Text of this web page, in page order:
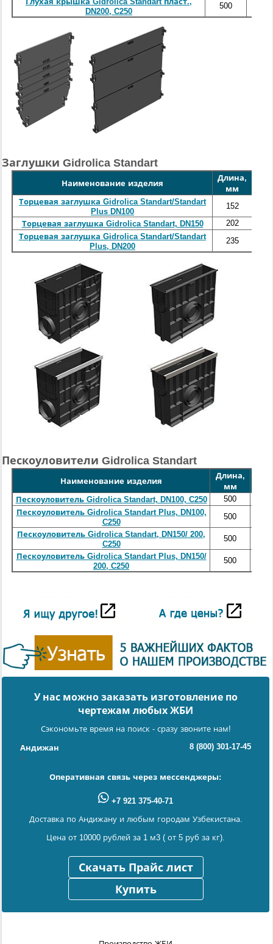
DN200, C250
500
Заглушки Gidrolica Standart
Наименование изделия
Длина,
мм
Торцевая заглушка Gidrolica Standart/Standart
Plus DN100
152
Торцевая заглушка Gidrolica Standart, DN150
202
Торцевая заглушка Gidrolica Standart/Standart
Plus, DN200
235
Пескоуловители Gidrolica Standart
Наименование изделия
Длина,
мм
Пескоуловитель Gidrolica Standart, DN100, C250
500
Пескоуловитель Gidrolica Standart Plus, DN100,
C250
500
Пескоуловитель Gidrolica Standart, DN150/ 200,
C250
500
Пескоуловитель Gidrolica Standart Plus, DN150/
200, C250
500
У нас можно заказать изготовление по
чертежам любых ЖБИ
Сэкономьте время на поиск - сразу звоните нам!
Андижан 8 (800) 301-17-45
Оперативная связь через мессенджеры:
+7 921 375-40-71
Доставка по Андижану и любым городам Узбекистана.
Цена от 10000 рублей за 1 м3 ( от 5 руб за кг).
Скачать Прайс лист
Купить